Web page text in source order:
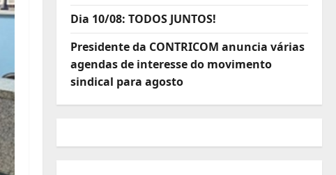
Dia 10/08: TODOS JUNTOS!
Presidente da CONTRICOM anuncia várias
agendas de interesse do movimento
sindical para agosto